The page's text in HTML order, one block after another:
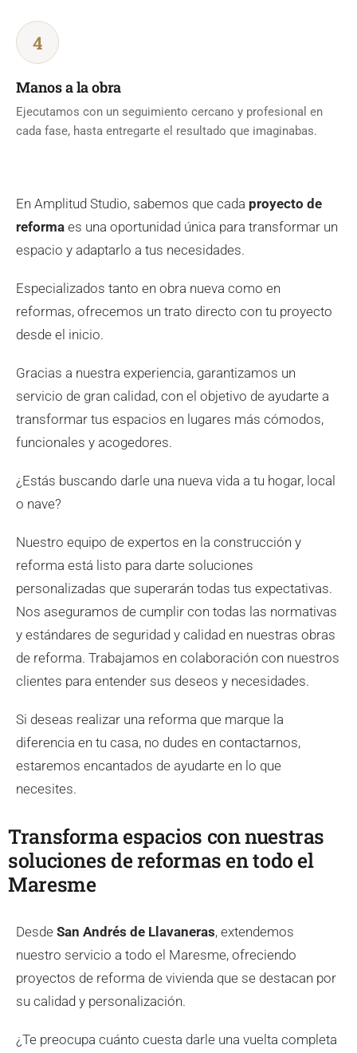
4
Manos a la obra
Ejecutamos con un seguimiento cercano y profesional en
cada fase, hasta entregarte el resultado que imaginabas.
En Amplitud Studio, sabemos que cada proyecto de
reforma es una oportunidad única para transformar un
espacio y adaptarlo a tus necesidades.
Especializados tanto en obra nueva como en
reformas, ofrecemos un trato directo con tu proyecto
desde el inicio.
Gracias a nuestra experiencia, garantizamos un
servicio de gran calidad, con el objetivo de ayudarte a
transformar tus espacios en lugares más cómodos,
funcionales y acogedores.
¿Estás buscando darle una nueva vida a tu hogar, local
o nave?
Nuestro equipo de expertos en la construcción y
reforma está listo para darte soluciones
personalizadas que superarán todas tus expectativas.
Nos aseguramos de cumplir con todas las normativas
y estándares de seguridad y calidad en nuestras obras
de reforma. Trabajamos en colaboración con nuestros
clientes para entender sus deseos y necesidades.
Si deseas realizar una reforma que marque la
diferencia en tu casa, no dudes en contactarnos,
estaremos encantados de ayudarte en lo que
necesites.
Transforma espacios con nuestras
soluciones de reformas en todo el
Maresme
Desde San Andrés de Llavaneras, extendemos
nuestro servicio a todo el Maresme, ofreciendo
proyectos de reforma de vivienda que se destacan por
su calidad y personalización.
¿Te preocupa cuánto cuesta darle una vuelta completa